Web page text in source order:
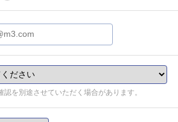
認を別途させていただく場合があります。